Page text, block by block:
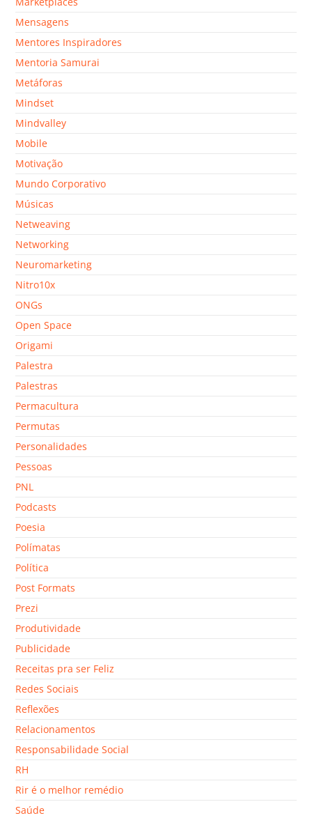
Mensagens
Mentores Inspiradores
Mentoria Samurai
Metáforas
Mindset
Mindvalley
Mobile
Motivação
Mundo Corporativo
Músicas
Netweaving
Networking
Neuromarketing
Nitro10x
ONGs
Open Space
Origami
Palestra
Palestras
Permacultura
Permutas
Personalidades
Pessoas
PNL
Podcasts
Poesia
Polímatas
Política
Post Formats
Prezi
Produtividade
Publicidade
Receitas pra ser Feliz
Redes Sociais
Reflexões
Relacionamentos
Responsabilidade Social
RH
Rir é o melhor remédio
Saúde